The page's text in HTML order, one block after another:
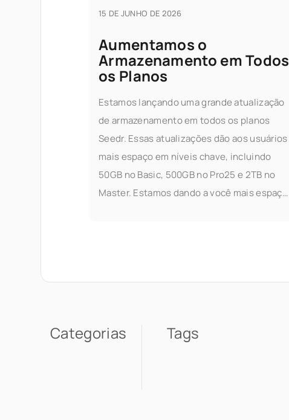
15 DE JUNHO DE 2026
Aumentamos o
Armazenamento em Todos
os Planos
Estamos lançando uma grande atualização
de armazenamento em todos os planos
Seedr. Essas atualizações dão aos usuários
mais espaço em níveis chave, incluindo
50GB no Basic, 500GB no Pro25 e 2TB no
Master. Estamos dando a você mais espaço
Categorias Tags